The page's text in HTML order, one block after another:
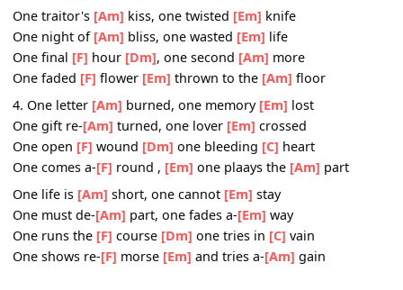
We lose it[F]all,[Em]for what we[Am]are
3. One grain of[Am]sand, one falling[Em]
One crippled[Am]hand, one old gui- [Em]tar
One tune will[F]end[Dm]one song be-[Am]gins
We fly a-[F] gain[Em]on broken[Am]wings
One traitor's[Am]kiss, one twisted [Em]knife
One night of[Am]bliss, one wasted [Em]life
One final[F] hour [Dm] , one second[Am]
One faded[F]flower [Em]thrown to the[Am]
4. One letter[Am]burned, one memory [Em]
One gift re-[Am]turned, one lover[Em]crossed